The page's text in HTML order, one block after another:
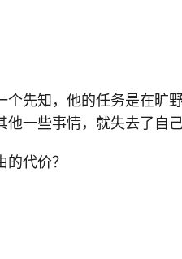
先知，他的任务是在旷
一些事情，就失去了自己
代价？